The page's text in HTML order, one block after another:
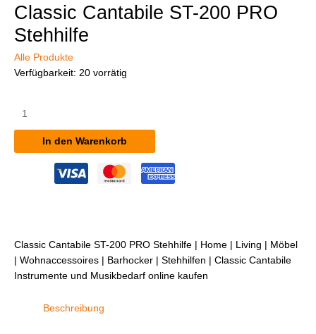
Classic Cantabile ST-200 PRO
Stehhilfe
Alle Produkte
Verfügbarkeit: 20 vorrätig
Cantabile
200
In den Warenkorb
Classic Cantabile ST-200 PRO Stehhilfe | Home | Living | Möbel
| Wohnaccessoires | Barhocker | Stehhilfen | Classic Cantabile
Instrumente und Musikbedarf online kaufen
Beschreibung